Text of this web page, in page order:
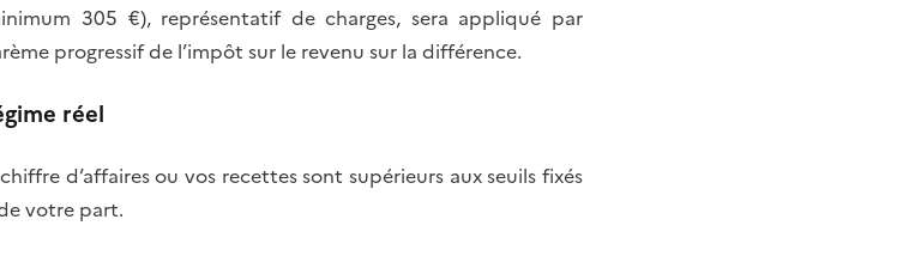
305 €), représentatif de charges, sera appliqué par
progressif de l’impôt sur le revenu sur la différence.
réel
d’affaires ou vos recettes sont supérieurs aux seuils fixés
votre part.